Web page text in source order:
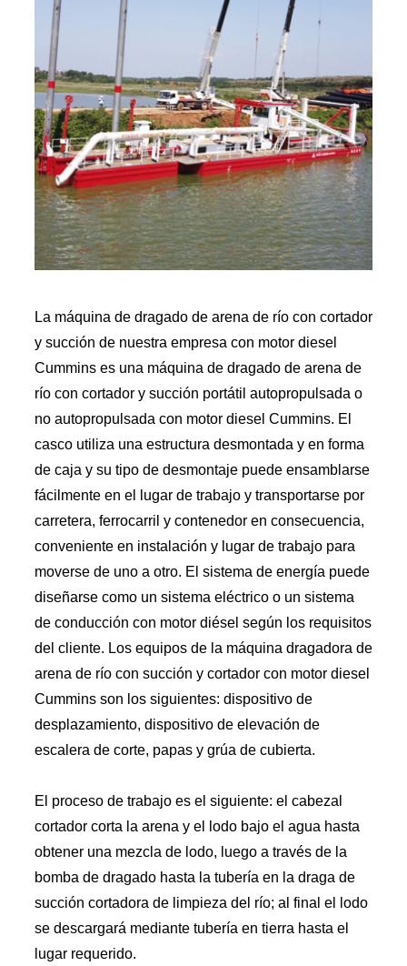
La máquina de dragado de arena de río con cortador
y succión de nuestra empresa con motor diesel
Cummins es una máquina de dragado de arena de
río con cortador y succión portátil autopropulsada o
no autopropulsada con motor diesel Cummins. El
casco utiliza una estructura desmontada y en forma
de caja y su tipo de desmontaje puede ensamblarse
fácilmente en el lugar de trabajo y transportarse por
carretera, ferrocarril y contenedor en consecuencia,
conveniente en instalación y lugar de trabajo para
moverse de uno a otro. El sistema de energía puede
diseñarse como un sistema eléctrico o un sistema
de conducción con motor diésel según los requisitos
del cliente. Los equipos de la máquina dragadora de
arena de río con succión y cortador con motor diesel
Cummins son los siguientes: dispositivo de
desplazamiento, dispositivo de elevación de
escalera de corte, papas y grúa de cubierta.
El proceso de trabajo es el siguiente: el cabezal
cortador corta la arena y el lodo bajo el agua hasta
obtener una mezcla de lodo, luego a través de la
bomba de dragado hasta la tubería en la draga de
succión cortadora de limpieza del río; al final el lodo
se descargará mediante tubería en tierra hasta el
lugar requerido.